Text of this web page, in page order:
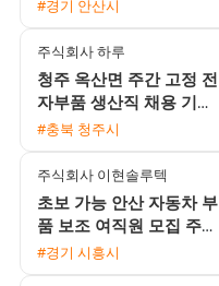
#경기 안산시
주식회사 하루
청주 옥산면 주간 고정 전
자부품 생산직 채용 기숙
사 및 삼식 제공 초보자
#충북 청주시
주식회사 이현솔루텍
초보 가능 안산 자동차 부
품 보조 여직원 모집 주급
선택 및 통근버스 운행
#경기 시흥시